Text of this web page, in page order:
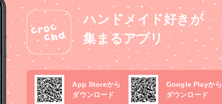
ハンドメイド好きが
集まるアプリ
App Storeから
ダウンロード
Google Playから
ダウンロード